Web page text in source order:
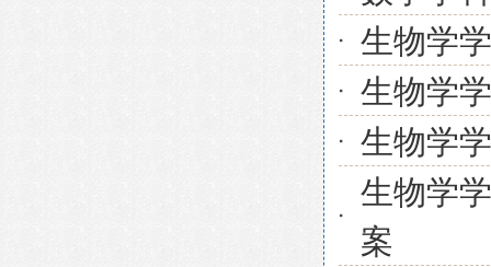
生物学
生物学
生物学
生物学
案